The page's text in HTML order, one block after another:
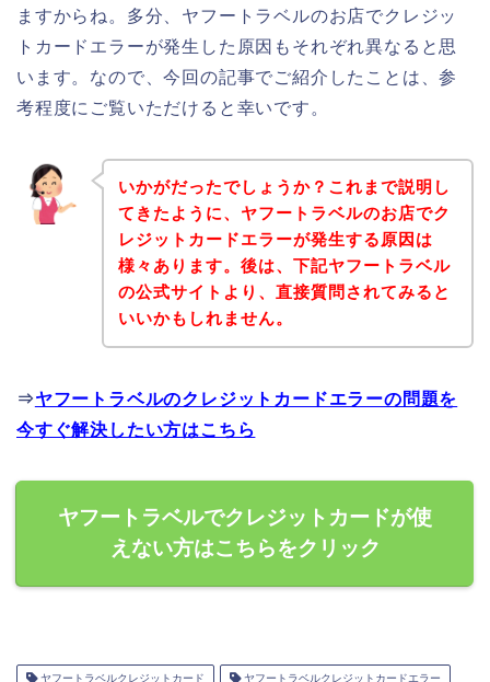
ますからね。多分、ヤフートラベルのお店でクレジッ
トカードエラーが発生した原因もそれぞれ異なると思
います。なので、今回の記事でご紹介したことは、参
考程度にご覧いただけると幸いです。
いかがだったでしょうか？これまで説明し
てきたように、ヤフートラベルのお店でク
レジットカードエラーが発生する原因は
様々あります。後は、下記ヤフートラベル
の公式サイトより、直接質問されてみると
いいかもしれません。
⇒ヤフートラベルのクレジットカードエラーの問題を
今すぐ解決したい方はこちら
ヤフートラベルでクレジットカードが使
えない方はこちらをクリック
ヤフートラベルクレジットカード ヤフートラベルクレジットカードエラー